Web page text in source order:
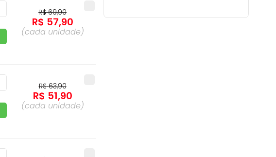
R$ 69,90
R$ 57,90
(cada unidade)
R$ 63,90
R$ 51,90
(cada unidade)